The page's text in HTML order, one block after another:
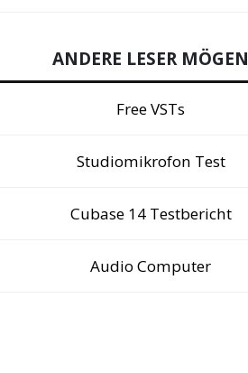
ANDERE LESER MÖGEN
Free VSTs
Studiomikrofon Test
Cubase 14 Testbericht
Audio Computer